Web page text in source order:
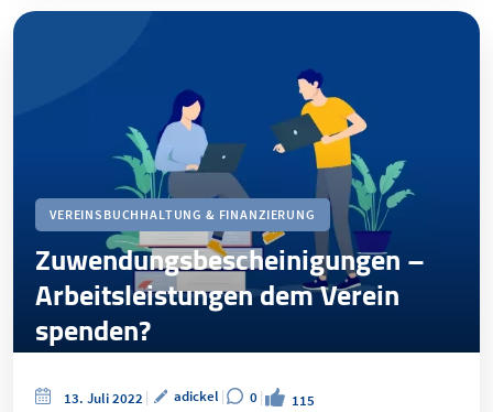
VEREINSBUCHHALTUNG & FINANZIERUNG
Zuwendungsbescheinigungen –
Arbeitsleistungen dem Verein
spenden?
13. Juli 2022 adickel 0 115